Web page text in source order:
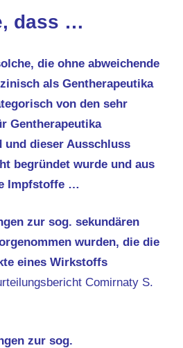
dass …
die ohne abweichende
als Gentherapeutika
von den sehr
Gentherapeutika
und dieser Ausschluss
begründet wurde und aus
Impfstoffe …
zur sog. sekundären
wurden, die die
eines Wirkstoffs
Comirnaty S.
zur sog.